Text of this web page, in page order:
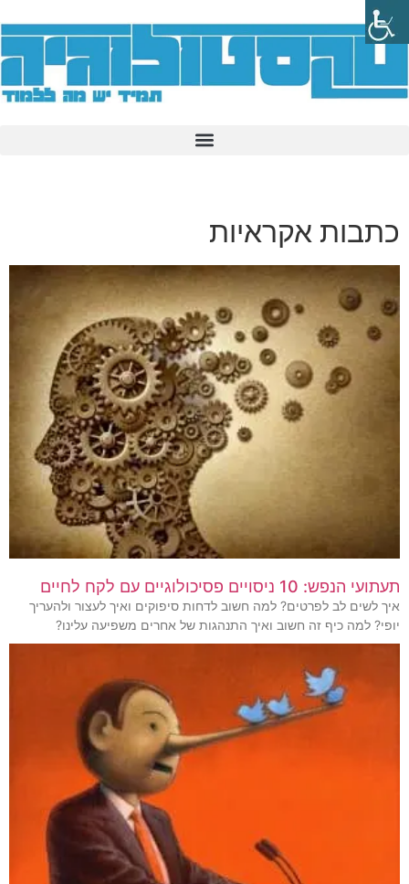
כתבות אקראיות
תעתועי הנפש: 10 ניסויים פסיכולוגיים עם לקח לחיים
איך לשים לב לפרטים? למה חשוב לדחות סיפוקים ואיך לעצור ולהעריך
יופי? למה כיף זה חשוב ואיך התנהגות של אחרים משפיעה עלינו?